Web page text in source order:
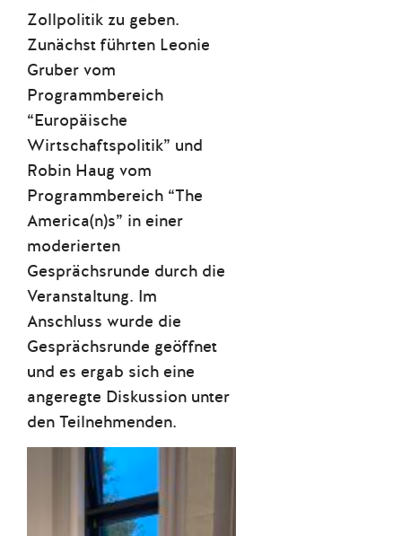
Zollpolitik zu geben.
Zunächst führten Leonie
Gruber vom
Programmbereich
“Europäische
Wirtschaftspolitik” und
Robin Haug vom
Programmbereich “The
America(n)s” in einer
moderierten
Gesprächsrunde durch die
Veranstaltung. Im
Anschluss wurde die
Gesprächsrunde geöffnet
und es ergab sich eine
angeregte Diskussion unter
den Teilnehmenden.